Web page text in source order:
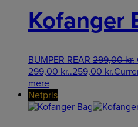
Kofanger
BUMPER REAR 299,00kr.
299,00 kr..259,00 kr.
mere
Netpris